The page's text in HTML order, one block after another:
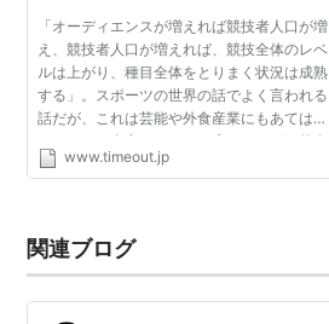
「オーディエンスが増えれば競技者人口が増
え、競技者人口が増えれば、競技全体のレベ
ルは上がり、種目全体をとりまく状況は成熟
する」。スポーツの世界の話でよく言われる
話だが、これは芸能や外食産業にもあてはま
る。さて、東京のラーメン店といえば、外食
産業のなかでも最もポピュラーなジャンルで
www.timeout.jp
関連ブログ